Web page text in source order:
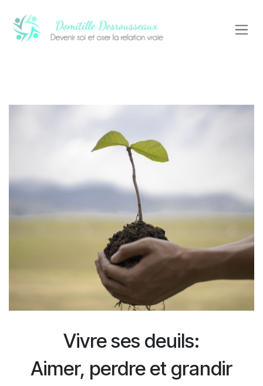
Vivre ses deuils:
Aimer, perdre et grandir